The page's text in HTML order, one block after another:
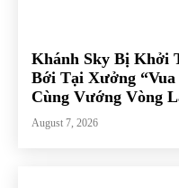
Khánh Sky Bị Khởi
Bới Tại Xưởng
Cùng Vướng Vòng
August 7, 2026